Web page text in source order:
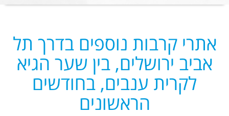
אתרי קרבות נוספים בדרך תל
אביב ירושלים, בין שער הגיא
לקרית ענבים, בחודשים
הראשונים